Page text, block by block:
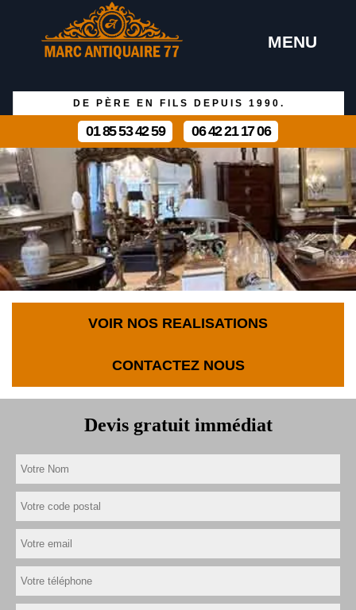
MENU
DE PÈRE EN FILS DEPUIS 1990.
01 85 53 42 59 06 42 21 17 06
VOIR NOS REALISATIONS
CONTACTEZ NOUS
Devis gratuit immédiat